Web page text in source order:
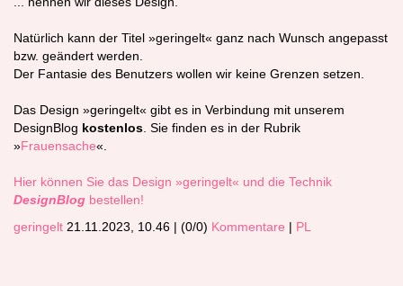
Natürlich kann der Titel »geringelt« ganz nach Wunsch angepasst
bzw. geändert werden.
Der Fantasie des Benutzers wollen wir keine Grenzen setzen.
Das Design »geringelt« gibt es in Verbindung mit unserem
DesignBlog kostenlos . Sie finden es in der Rubrik
»Frauensache«.
Hier können Sie das Design »geringelt« und die Technik
DesignBlog bestellen!
geringelt 21.11.2023, 10.46 | (0/0) Kommentare | PL